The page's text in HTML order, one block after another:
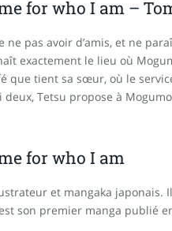
for who I am –
ne pas avoir d’amis, et ne
exactement le lieu où
que tient sa sœur, où le
Tetsu propose à
for who I am
et mangaka japonais.
son premier manga publié